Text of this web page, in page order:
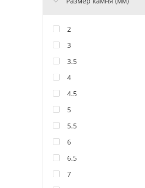
2
3
3.5
4
4.5
5
5.5
6
6.5
7